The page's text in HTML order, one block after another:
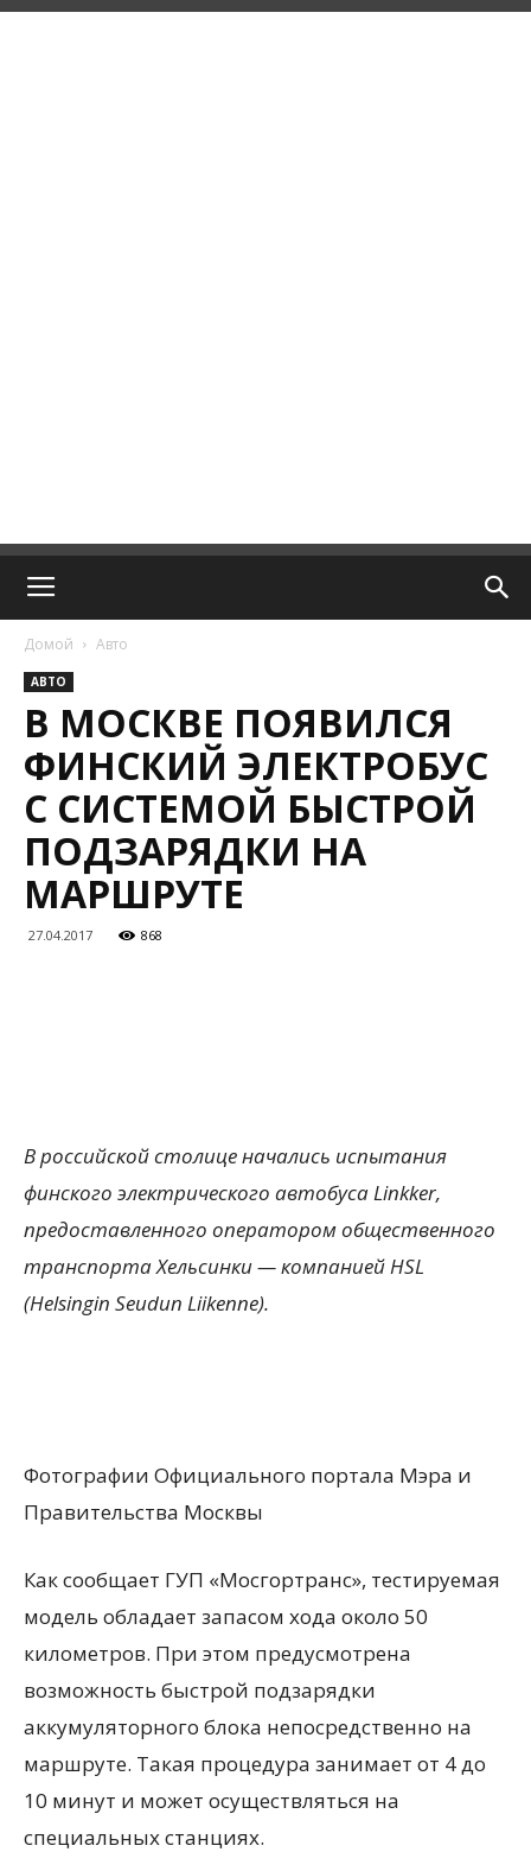
Домой Авто
АВТО
В МОСКВЕ ПОЯВИЛСЯ
ФИНСКИЙ ЭЛЕКТРОБУС
С СИСТЕМОЙ БЫСТРОЙ
ПОДЗАРЯДКИ НА
МАРШРУТЕ
27.04.2017 868
В российской столице начались испытания
финского электрического автобуса Linkker,
предоставленного оператором общественного
транспорта Хельсинки — компанией HSL
(Helsingin Seudun Liikenne).
Фотографии Официального портала Мэра и
Правительства Москвы
Как сообщает ГУП «Мосгортранс», тестируемая
модель обладает запасом хода около 50
километров. При этом предусмотрена
возможность быстрой подзарядки
аккумуляторного блока непосредственно на
маршруте. Такая процедура занимает от 4 до
10 минут и может осуществляться на
специальных станциях.